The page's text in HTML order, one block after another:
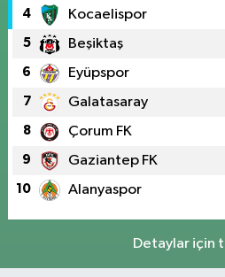
4 Kocaelispor
5 Beşiktaş
6 Eyüpspor
7 Galatasaray
8 Çorum FK
9 Gaziantep FK
10 Alanyaspor
Detaylar için